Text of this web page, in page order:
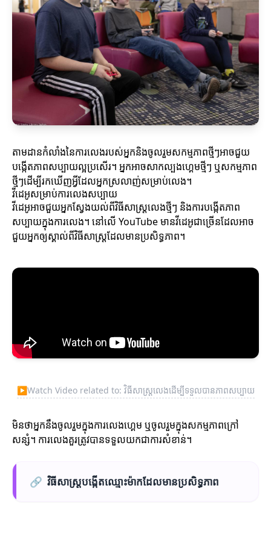
តាមដានកំលាំងនៃការលេងរបស់អ្នកនិងចូលរួមសកម្មភាពថ្មីៗអាចជួយ
បង្កើតភាពសប្បាយល្អប្រសើរ។ អ្នកអាចសាកល្បងហ្គេមថ្មីៗ ឬសកម្មភាព
ថ្មីៗដើម្បីរកឃើញអ្វីដែលអ្នកស្រលាញ់សម្រាប់លេង។
វីដេអូសម្រាប់ការលេងសប្បាយ
វីដេអូអាចជួយអ្នកស្វែងយល់ពីវិធីសាស្រ្តលេងថ្មីៗ និងការបង្កើតភាព
សប្បាយក្នុងការលេង។ នៅលើ YouTube មានវីដេអូជាច្រើនដែលអាច
ជួយអ្នកឲ្យស្គាល់ពីវិធីសាស្រ្តដែលមានប្រសិទ្ធភាព។
▶Watch Video related to: វិធីសាស្រ្តលេងដើម្បីទទួលបានភាពសប្បាយ
មិនថាអ្នកនឹងចូលរួមក្នុងការលេងហ្គេម ឬចូលរួមក្នុងសកម្មភាពក្រៅ
សន្សំ។ ការលេងគួរត្រូវបានទទួលយកជាការសំខាន់។
🔗 វិធីសាស្ត្របង្កើតឈ្មោះម៉ាកដែលមានប្រសិទ្ធភាព